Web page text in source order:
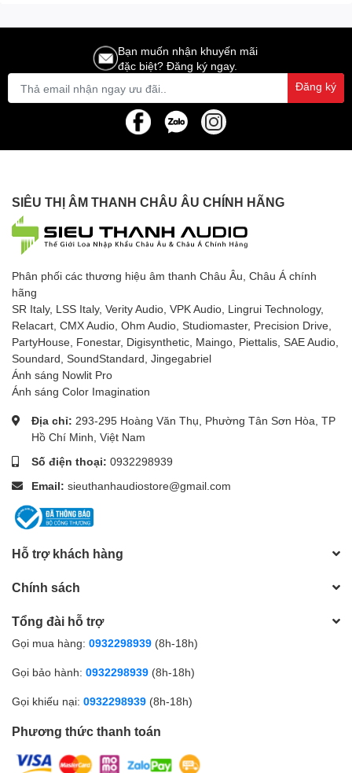
Bạn muốn nhận khuyến mãi
đặc biệt? Đăng ký ngay.
Đăng ký
SIÊU THỊ ÂM THANH CHÂU ÂU CHÍNH HÃNG
Phân phối các thương hiệu âm thanh Châu Âu, Châu Á chính
hãng
SR Italy, LSS Italy, Verity Audio, VPK Audio, Lingrui Technology,
Relacart, CMX Audio, Ohm Audio, Studiomaster, Precision Drive,
PartyHouse, Fonestar, Digisynthetic, Maingo, Piettalis, SAE Audio,
Soundard, SoundStandard, Jingegabriel
Ánh sáng Nowlit Pro
Ánh sáng Color Imagination
Địa chỉ: 293-295 Hoàng Văn Thụ, Phường Tân Sơn Hòa, TP
Hồ Chí Minh, Việt Nam
Số điện thoại: 0932298939
Email: sieuthanhaudiostore@gmail.com
Hỗ trợ khách hàng
Chính sách
Tổng đài hỗ trợ
Gọi mua hàng: 0932298939 (8h-18h)
Gọi bảo hành: 0932298939 (8h-18h)
Gọi khiếu nại: 0932298939 (8h-18h)
Phương thức thanh toán